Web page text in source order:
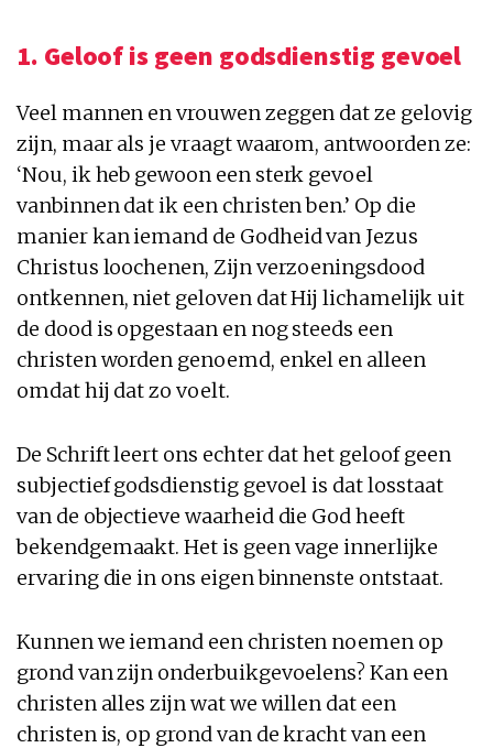
1. Geloof is geen godsdienstig gevoel
Veel mannen en vrouwen zeggen dat ze gelovig
zijn, maar als je vraagt waarom, antwoorden ze:
‘Nou, ik heb gewoon een sterk gevoel
vanbinnen dat ik een christen ben.’ Op die
manier kan iemand de Godheid van Jezus
Christus loochenen, Zijn verzoeningsdood
ontkennen, niet geloven dat Hij lichamelijk uit
de dood is opgestaan en nog steeds een
christen worden genoemd, enkel en alleen
omdat hij dat zo voelt.
De Schrift leert ons echter dat het geloof geen
subjectief godsdienstig gevoel is dat losstaat
van de objectieve waarheid die God heeft
bekendgemaakt. Het is geen vage innerlijke
ervaring die in ons eigen binnenste ontstaat.
Kunnen we iemand een christen noemen op
grond van zijn onderbuikgevoelens? Kan een
christen alles zijn wat we willen dat een
christen is, op grond van de kracht van een